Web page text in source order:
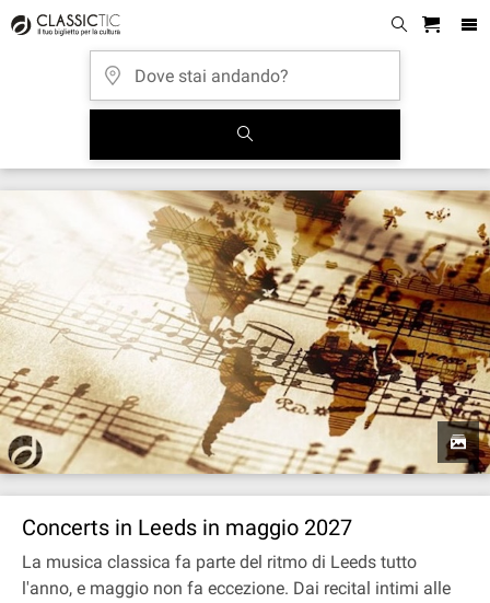
Concerts in Leeds in maggio 2027
La musica classica fa parte del ritmo di Leeds tutto
l'anno, e maggio non fa eccezione. Dai recital intimi alle